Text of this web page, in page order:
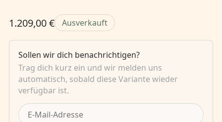
1.209,00 € Ausverkauft
Sollen wir dich benachrichtigen?
Trag dich kurz ein und wir melden uns
automatisch, sobald diese Variante wieder
verfügbar ist.